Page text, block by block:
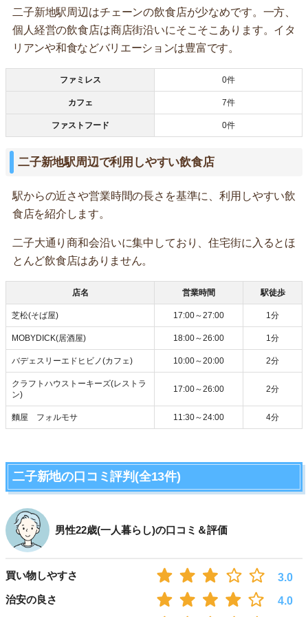
二子新地駅周辺はチェーンの飲食店が少なめです。一方、
個人経営の飲食店は商店街沿いにそこそこあります。イタ
リアンや和食などバリエーションは豊富です。
ファミレス 0件
カフェ 7件
ファストフード 0件
二子新地駅周辺で利用しやすい飲食店
駅からの近さや営業時間の長さを基準に、利用しやすい飲
食店を紹介します。
二子大通り商和会沿いに集中しており、住宅街に入るとほ
とんど飲食店はありません。
店名 営業時間 駅徒歩
芝松(そば屋) 17:00～27:00 1分
MOBYDICK(居酒屋) 18:00～26:00 1分
バデェスリーエドヒビノ(カフェ) 10:00～20:00 2分
クラフトハウストーキーズ(レストラ
ン)
17:00～26:00 2分
麵屋 フォルモサ 11:30～24:00 4分
二子新地の口コミ評判(全13件)
男性22歳(一人暮らし)の口コミ＆評価
買い物しやすさ
3.0
治安の良さ
4.0